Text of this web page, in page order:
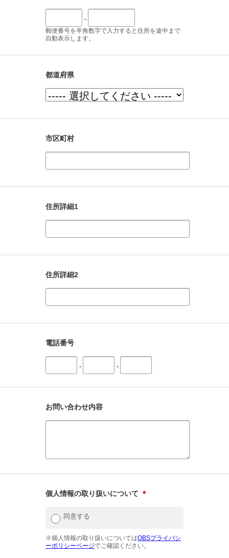
-
郵便番号を半角数字で入力すると住所を途中まで
自動表示します。
都道府県
市区町村
住所詳細1
住所詳細2
電話番号
- -
お問い合わせ内容
個人情報の取り扱いについて ＊
同意する
※個人情報の取り扱いについてはOBSプライバシ
ーポリシーページでご確認ください。